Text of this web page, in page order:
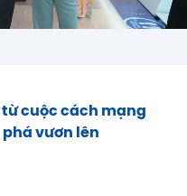
cuộc cách mạng
vươn lên